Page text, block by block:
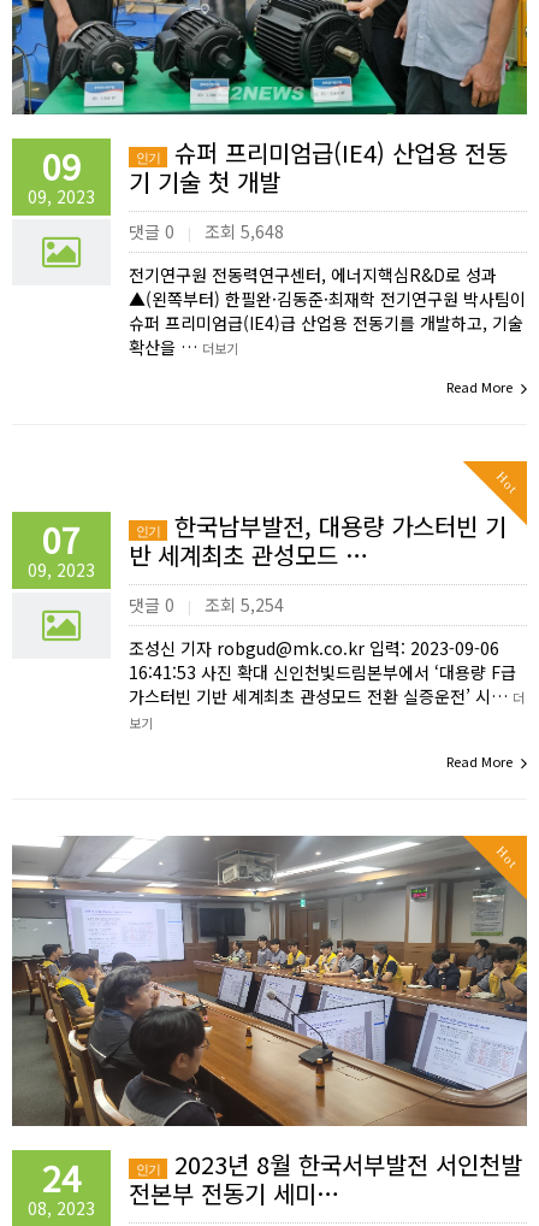
09
09, 2023
인기
슈퍼 프리미엄급(IE4) 산업용 전동
기 기술 첫 개발
댓글 0 |
조회 5,648
전기연구원 전동력연구센터, 에너지핵심R&D로 성과
▲(왼쪽부터) 한필완·김동준·최재학 전기연구원 박사팀이
슈퍼 프리미엄급(IE4)급 산업용 전동기를 개발하고, 기술
확산을 … 더보기
Read More
Hot
07
09, 2023
인기
한국남부발전, 대용량 가스터빈 기
반 세계최초 관성모드 …
댓글 0 |
조회 5,254
조성신 기자 robgud@mk.co.kr 입력: 2023-09-06
16:41:53 사진 확대 신인천빛드림본부에서 ‘대용량 F급
가스터빈 기반 세계최초 관성모드 전환 실증운전’ 시… 더
보기
Read More
Hot
24
08, 2023
인기
2023년 8월 한국서부발전 서인천발
전본부 전동기 세미…